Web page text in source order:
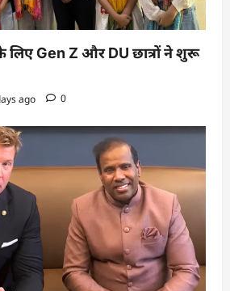
लिए Gen Z और DU छात्रों ने शुरू
ago 0